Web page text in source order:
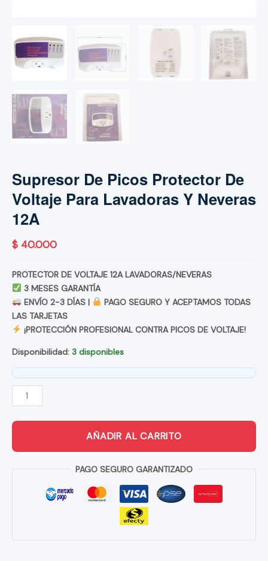
Supresor De Picos Protector De
Voltaje Para Lavadoras Y Neveras
12A
$ 40.000
PROTECTOR DE VOLTAJE 12A LAVADORAS/NEVERAS
3 MESES GARANTÍA
ENVÍO 2-3 DÍAS |
PAGO SEGURO Y ACEPTAMOS TODAS
LAS TARJETAS
¡PROTECCIÓN PROFESIONAL CONTRA PICOS DE VOLTAJE!
Disponibilidad: 3 disponibles
SUPRESOR
DE
PICOS
DE
VOLTAJE
LAVADORAS
AÑADIR AL CARRITO
PAGO SEGURO GARANTIZADO